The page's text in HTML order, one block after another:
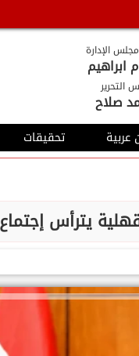
الإدارة
ابراهيم
التحرير
صلاح
تحقيقات
يترأس إجتماع